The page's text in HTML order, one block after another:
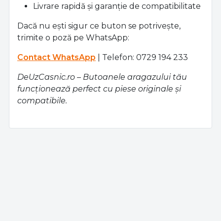
Livrare rapidă și garanție de compatibilitate
Dacă nu ești sigur ce buton se potrivește,
trimite o poză pe WhatsApp:
Contact WhatsApp | Telefon: 0729 194 233
DeUzCasnic.ro – Butoanele aragazului tău
funcționează perfect cu piese originale și
compatibile.